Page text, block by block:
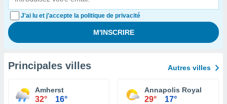
J'ai lu et j'accepte la politique de privacité
Principales villes Autres villes
Amherst
32° 16°
Annapolis Royal
29° 17°